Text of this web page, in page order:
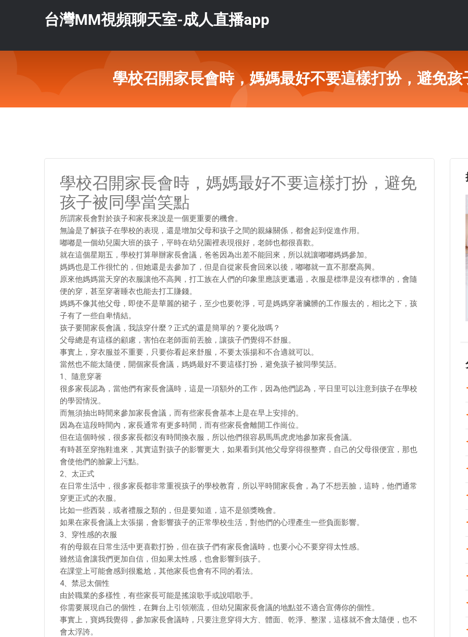
台灣MM視頻聊天室-成人直播app
學校召開家長會時，媽媽最好不要這樣打扮，避免
學校召開家長會時，媽媽最好不要這樣打扮，避免
孩子被同學當笑點
所謂家長會對於孩子和家長來說是一個更重要的機會。
無論是了解孩子在學校的表現，還是增加父母和孩子之間的親緣關係，都會起到促進作用。
嘟嘟是一個幼兒園大班的孩子，平時在幼兒園裡表現很好，老師也都很喜歡。
就在這個星期五，學校打算舉辦家長會議，爸爸因為出差不能回來，所以就讓嘟嘟媽媽參加。
媽媽也是工作很忙的，但她還是去參加了，但是自從家長會回來以後，嘟嘟就一直不那麼高興。
原來他媽媽當天穿的衣服讓他不高興，打工族在人們的印象里應該更邋遢，衣服是標準是沒有標準的，會隨
便的穿，甚至穿著睡衣也能去打工賺錢。
媽媽不像其他父母，即使不是華麗的裙子，至少也要乾淨，可是媽媽穿著臟髒的工作服去的，相比之下，孩
子有了一些自卑情結。
孩子要開家長會議，我該穿什麼？正式的還是簡單的？要化妝嗎？
父母總是有這樣的顧慮，害怕在老師面前丟臉，讓孩子們覺得不舒服。
事實上，穿衣服並不重要，只要你看起來舒服，不要太張揚和不合適就可以。
當然也不能太隨便，開個家長會議，媽媽最好不要這樣打扮，避免孩子被同學笑話。
1、隨意穿著
很多家長認為，當他們有家長會議時，這是一項額外的工作，因為他們認為，平日里可以注意到孩子在學校
的學習情況。
而無須抽出時間來參加家長會議，而有些家長會基本上是在早上安排的。
因為在這段時間內，家長通常有更多時間，而有些家長會離開工作崗位。
但在這個時候，很多家長都沒有時間換衣服，所以他們很容易馬馬虎虎地參加家長會議。
有時甚至穿拖鞋進來，其實這對孩子的影響更大，如果看到其他父母穿得很整齊，自己的父母很便宜，那也
會使他們的臉蒙上污點。
2、太正式
在日常生活中，很多家長都非常重視孩子的學校教育，所以平時開家長會，為了不想丟臉，這時，他們通常
穿更正式的衣服。
比如一些西裝，或者禮服之類的，但是要知道，這不是頒獎晚會。
如果在家長會議上太張揚，會影響孩子的正常學校生活，對他們的心理產生一些負面影響。
3、穿性感的衣服
有的母親在日常生活中更喜歡打扮，但在孩子們有家長會議時，也要小心不要穿得太性感。
雖然這會讓我們更加自信，但如果太性感，也會影響到孩子。
在課堂上可能會感到很尷尬，其他家長也會有不同的看法。
4、禁忌太個性
由於職業的多樣性，有些家長可能是搖滾歌手或說唱歌手。
你需要展現自己的個性，在舞台上引領潮流，但幼兒園家長會議的地點並不適合宣傳你的個性。
事實上，寶媽我覺得，參加家長會議時，只要注意穿得大方、體面、乾淨、整潔，這樣就不會太隨便，也不
會太浮誇。